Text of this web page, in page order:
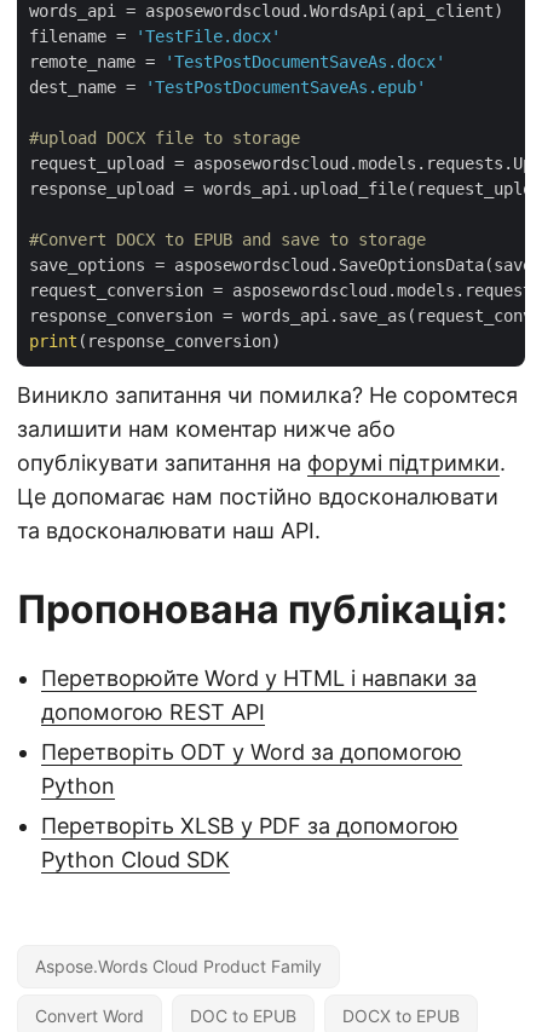
words_api = asposewordscloud.WordsApi(api_client)
filename =
'TestFile.docx'
remote_name =
'TestPostDocumentSaveAs.docx'
dest_name =
'TestPostDocumentSaveAs.epub'
#upload DOCX file to storage
request_upload =
response_upload =
#Convert DOCX to EPUB and save to storage
save_options =
request_conversion =
print
Виникло запитання чи помилка? Не соромтеся
залишити нам коментар нижче або
опублікувати запитання на форумі підтримки.
Це допомагає нам постійно вдосконалювати
та вдосконалювати наш API.
Пропонована публікація:
Перетворюйте Word у HTML і навпаки за
допомогою REST API
Перетворіть ODT у Word за допомогою
Python
Перетворіть XLSB у PDF за допомогою
Python Cloud SDK
Aspose.Words Cloud Product Family
Convert Word DOC to EPUB DOCX to EPUB